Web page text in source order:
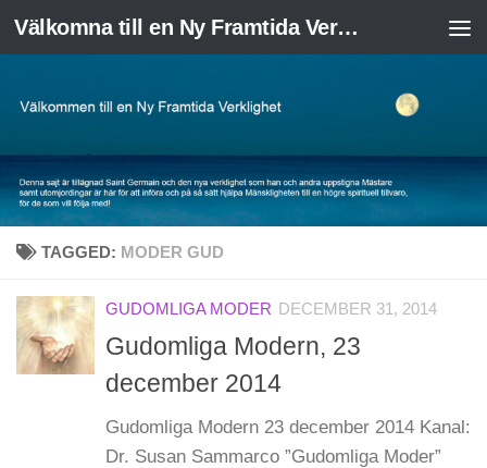
Skip to content Välkomna till en Ny Framtida Verklighet
TAGGED: MODER GUD
GUDOMLIGA MODER DECEMBER 31, 2014
Gudomliga Modern, 23
december 2014
Gudomliga Modern 23 december 2014 Kanal:
Dr. Susan Sammarco ”Gudomliga Moder”